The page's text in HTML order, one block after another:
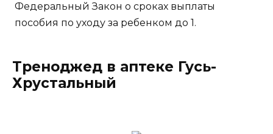
Федеральный Закон о сроках выплаты
пособия по уходу за ребенком до 1.
Треноджед в аптеке Гусь-
Хрустальный